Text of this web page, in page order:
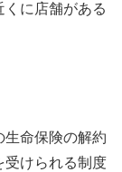
に店舗がある
生命保険の解約
受けられる制度